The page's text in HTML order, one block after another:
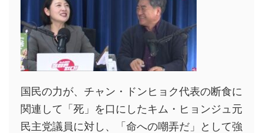
国民の力が、チャン・ドンヒョク代表の断食に
関連して「死」を口にしたキム・ヒョンジュ元
民主党議員に対し、「命への嘲弄だ」として強